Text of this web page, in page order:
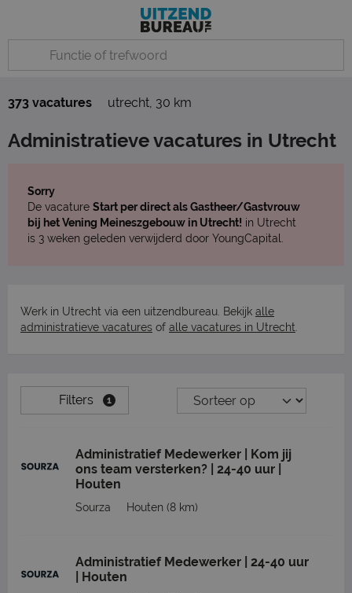
373 vacatures utrecht, 30 km
Administratieve vacatures in Utrecht
Sorry
De vacature Start per direct als Gastheer/Gastvrouw
bij het Vening Meineszgebouw in Utrecht! in Utrecht
is 3 weken geleden verwijderd door YoungCapital.
Werk in Utrecht via een uitzendbureau. Bekijk alle
administratieve vacatures of alle vacatures in Utrecht
Filters 1
Administratief Medewerker | Kom jij
ons team versterken? | 24-40 uur |
Houten
Sourza Houten (8 km)
Administratief Medewerker | 24-40 uur
| Houten